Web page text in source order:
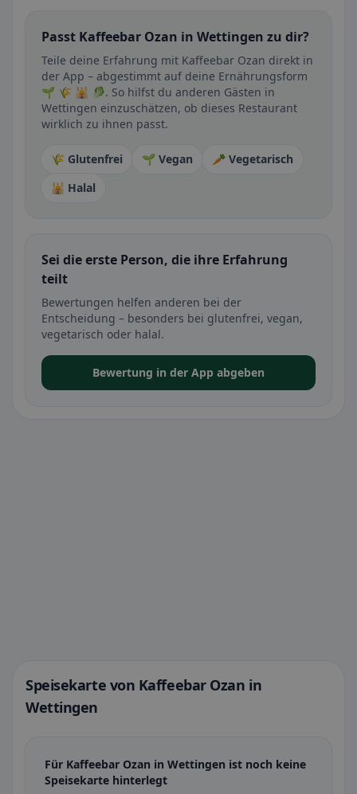
Passt Kaffeebar Ozan in Wettingen zu dir?
Teile deine Erfahrung mit Kaffeebar Ozan direkt in
der App – abgestimmt auf deine Ernährungsform
🌱 🌾 🕌 🥬. So hilfst du anderen Gästen in
Wettingen einzuschätzen, ob dieses Restaurant
wirklich zu ihnen passt.
🌾 Glutenfrei 🌱 Vegan
🥕 Vegetarisch
🕌 Halal
Sei die erste Person, die ihre Erfahrung
teilt
Bewertungen helfen anderen bei der
Entscheidung – besonders bei glutenfrei, vegan,
vegetarisch oder halal.
Bewertung in der App abgeben
Speisekarte von Kaffeebar Ozan in
Wettingen
Für Kaffeebar Ozan in Wettingen ist noch keine
Speisekarte hinterlegt